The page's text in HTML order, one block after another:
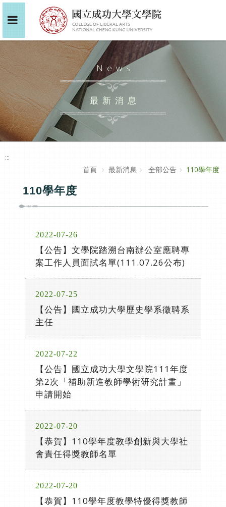
News
最新消息
:::
首頁
最新消息 全部公告 110學年度
110學年度
2022-07-26
【公告】文學院踏溯台南辦公室應聘專
案工作人員面試名單(111.07.26公布)
2022-07-25
【公告】國立成功大學歷史學系徵聘系
主任
2022-07-22
【公告】國立成功大學文學院111年度
第2次「補助新進教師學術研究計畫」
申請開始
2022-07-20
【恭賀】110學年度教學創新與大學社
會責任得獎教師名單
2022-07-20
【恭賀】110學年度教學特優得獎教師